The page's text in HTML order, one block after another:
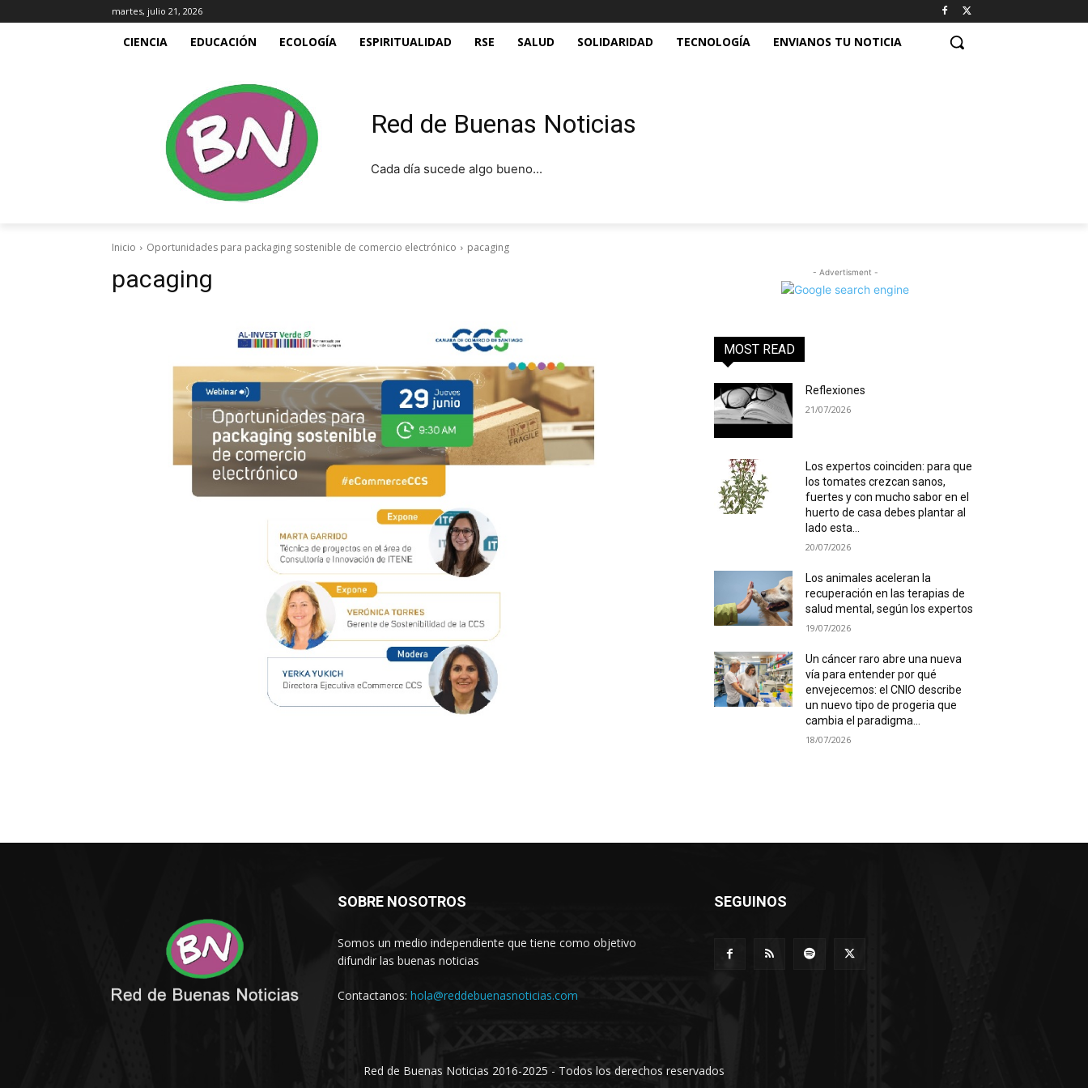
martes, julio 21, 2026
CIENCIA EDUCACIÓN ECOLOGÍA ESPIRITUALIDAD RSE SALUD SOLIDARIDAD TECNOLOGÍA ENVIANOS TU NOTICIA
Red de Buenas Noticias
Cada día sucede algo bueno...
Inicio Oportunidades para packaging sostenible de comercio electrónico pacaging
pacaging - Advertisment -
MOST READ
Reflexiones
21/07/2026
Los expertos coinciden: para que
los tomates crezcan sanos,
fuertes y con mucho sabor en el
huerto de casa debes plantar al
lado esta...
20/07/2026
Los animales aceleran la
recuperación en las terapias de
salud mental, según los expertos
19/07/2026
Un cáncer raro abre una nueva
vía para entender por qué
envejecemos: el CNIO describe
un nuevo tipo de progeria que
cambia el paradigma...
18/07/2026
SOBRE NOSOTROS
Somos un medio independiente que tiene como objetivo
difundir las buenas noticias
Contactanos: hola@reddebuenasnoticias.com
SEGUINOS
Red de Buenas Noticias 2016-2025 - Todos los derechos reservados